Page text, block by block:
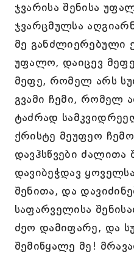
ჯვარისა შენისა
ჯვარცმულსა
მე განძლიერებული
უფალო, დაიცევ
მეფე, რომელ არს
გვამი ჩემი, რომელ
ტაძრად
ქრისტე მეუფეო
დავჰსწვები ძალითა
დავიბეჭდავ
შენითა, და
საფარველისა
ძეო დამიფარე, და
შემიწყალე მე!